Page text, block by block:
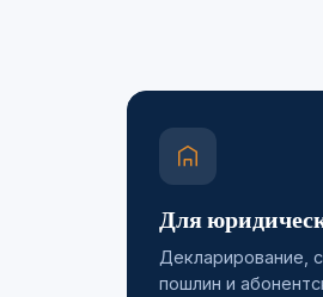
Для
Декларирование,
пошлин и